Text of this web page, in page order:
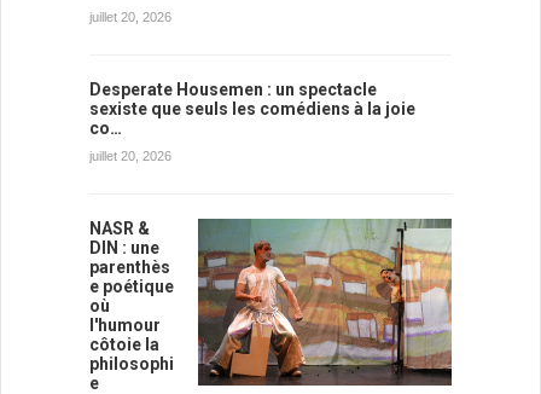
juillet 20, 2026
Desperate Housemen : un spectacle
sexiste que seuls les comédiens à la joie
co…
juillet 20, 2026
NASR &
DIN : une
parenthès
e poétique
où
l'humour
côtoie la
philosophi
e